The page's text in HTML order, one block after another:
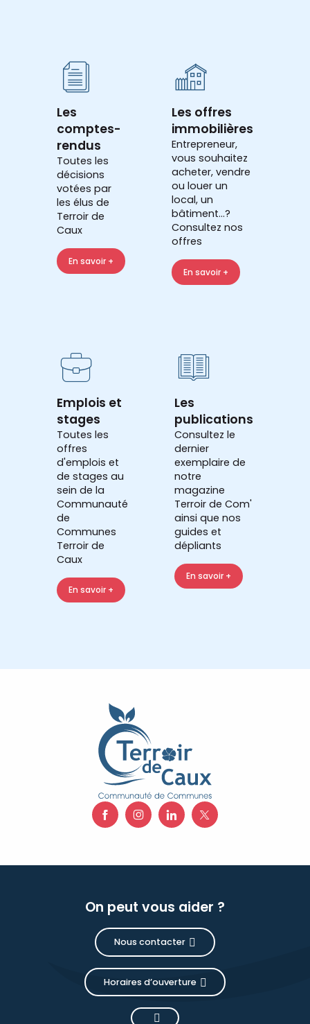
Les
comptes-
rendus
Toutes les
décisions
votées par
les élus de
Terroir de
Caux
En savoir +
Les offres
immobilières
Entrepreneur,
vous souhaitez
acheter, vendre
ou louer un
local, un
bâtiment...?
Consultez nos
offres
En savoir +
Emplois et
stages
Toutes les
offres
d'emplois et
de stages au
sein de la
Communauté
de
Communes
Terroir de
Caux
En savoir +
Les
publications
Consultez le
dernier
exemplaire de
notre
magazine
Terroir de Com'
ainsi que nos
guides et
dépliants
En savoir +
On peut vous aider ?
Nous contacter
Horaires d’ouverture